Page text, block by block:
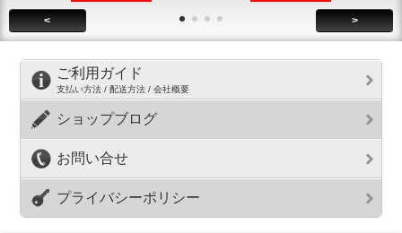
< >
ご利用ガイド
支払い方法 / 配送方法 / 会社概要
ショップブログ
お問い合せ
プライバシーポリシー